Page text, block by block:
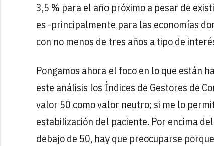
3,5 % para el año próximo a pesar de
es -principalmente para las economías
con no menos de tres años a tipo de
Pongamos ahora el foco en lo que están
este análisis los Índices de Gestores de
valor 50 como valor neutro; si me lo
estabilización del paciente. Por encima
debajo de 50, hay que preocuparse